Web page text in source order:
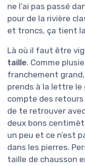
ne l’ai pas passé
pour de la rivière
et troncs, ça tient
Là où il faut être
taille. Comme
franchement
prends à la lettre
compte des
de te retrouver
deux bons
un peu et ce n’est
dans les pierres.
taille de chausson